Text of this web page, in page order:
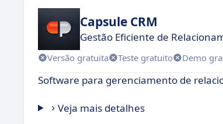
Capsule CRM
Gestão Eficiente de
Versão gratuita Teste gratuito Demo
Software para gerenciamento de
Veja mais detalhes